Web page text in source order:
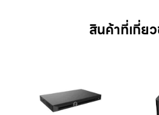
สินค้าที่เกี่ย